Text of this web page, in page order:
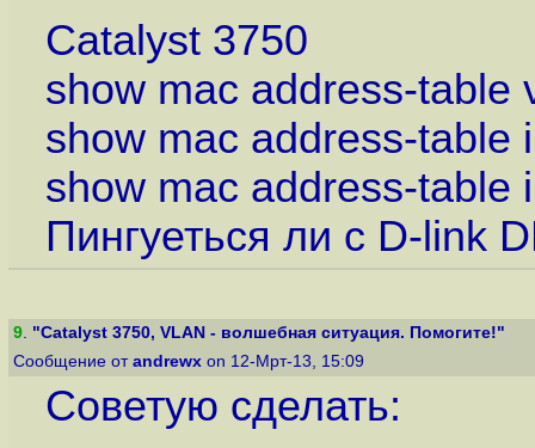
Catalyst 3750
show mac address-table
show mac address-table
show mac address-table
Пингуеться ли с D-link
9. "Catalyst 3750, VLAN - волшебная ситуация. Помогите!"
Сообщение от andrewx on 12-Мрт-13, 15:09
Советую сделать: